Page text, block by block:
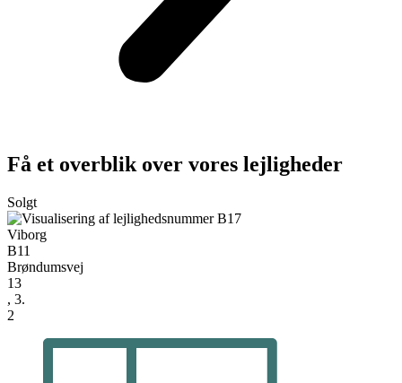
Få et overblik over vores lejligheder
Solgt
Viborg
B11
Brøndumsvej
13
, 3.
2